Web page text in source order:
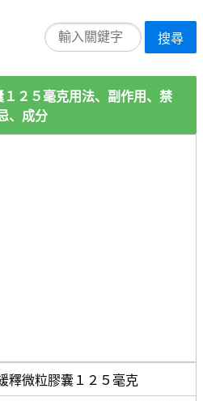
搜尋
２５毫克用法、副作用、禁
、成分
釋微粒膠囊１２５毫克